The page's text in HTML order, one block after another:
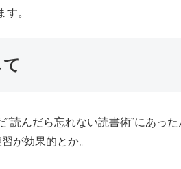
す。
”読んだら忘れない読書術”にあっ
が効果的とか。